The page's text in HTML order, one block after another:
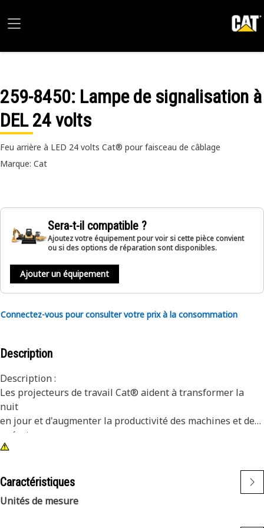
259-8450: Lampe de signalisation à
DEL 24 volts
Feu arrière à LED 24 volts Cat® pour faisceau de câblage
Marque: Cat
Sera-t-il compatible ?
Ajoutez votre équipement pour voir si cette pièce convient
ou si des options de réparation sont disponibles.
Ajouter un équipement
Connectez-vous pour consulter votre prix à la consommation
Description
Description :
Les projecteurs de travail Cat® aident à transformer la
nuit
en jour et d'augmenter la productivité des machines et des
opérateurs.
1) Les lampes Premium Cat sont conçues pour répondre
aux niveaux de vibration exigeants des petites et grandes
machines.
Caractéristiques
Unités de mesure